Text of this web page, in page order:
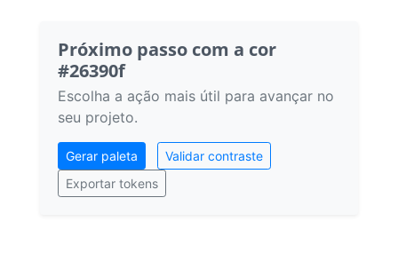
Próximo passo com a cor
#26390f
Escolha a ação mais útil para avançar no
seu projeto.
Gerar paleta
Validar contraste
Exportar tokens